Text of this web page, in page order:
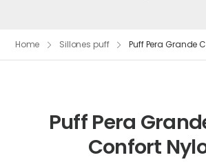
Home Sillones puff Puff Pera Grande
Puff Pera
Confort